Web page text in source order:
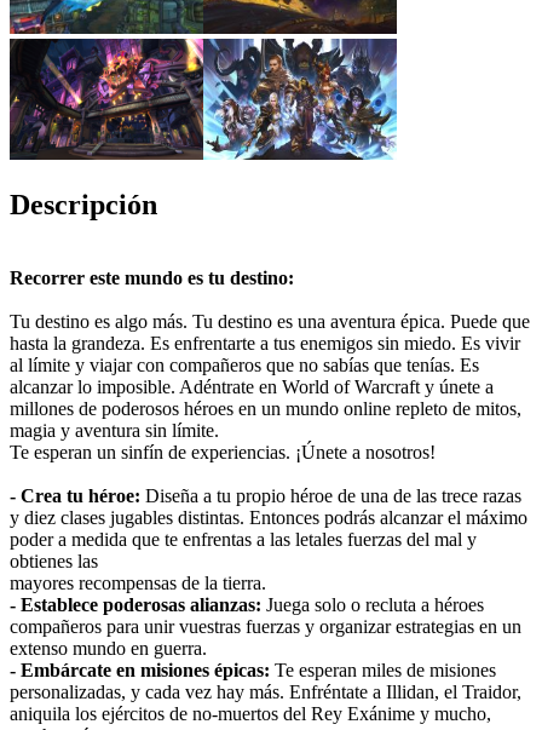
Descripción
Recorrer este mundo es tu destino:
Tu destino es algo más. Tu destino es una aventura épica. Puede que
hasta la grandeza. Es enfrentarte a tus enemigos sin miedo. Es vivir
al límite y viajar con compañeros que no sabías que tenías. Es
alcanzar lo imposible. Adéntrate en World of Warcraft y únete a
millones de poderosos héroes en un mundo online repleto de mitos,
magia y aventura sin límite.
Te esperan un sinfín de experiencias. ¡Únete a nosotros!
- Crea tu héroe: Diseña a tu propio héroe de una de las trece razas
y diez clases jugables distintas. Entonces podrás alcanzar el máximo
poder a medida que te enfrentas a las letales fuerzas del mal y
obtienes las
mayores recompensas de la tierra.
- Establece poderosas alianzas: Juega solo o recluta a héroes
compañeros para unir vuestras fuerzas y organizar estrategias en un
extenso mundo en guerra.
- Embárcate en misiones épicas: Te esperan miles de misiones
personalizadas, y cada vez hay más. Enfréntate a Illidan, el Traidor,
aniquila los ejércitos de no-muertos del Rey Exánime y mucho,